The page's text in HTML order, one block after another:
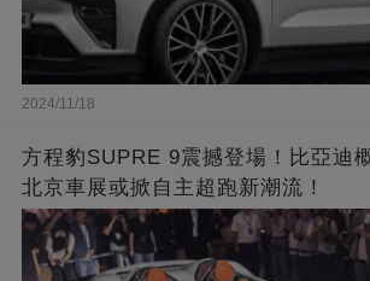
2024/11/18
方程豹SUPRE 9震撼登場！比亞迪
北京車展或掀自主超跑新潮流！